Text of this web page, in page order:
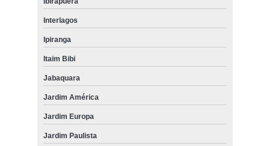
Interlagos
Ipiranga
Itaim Bibi
Jabaquara
Jardim América
Jardim Europa
Jardim Paulista